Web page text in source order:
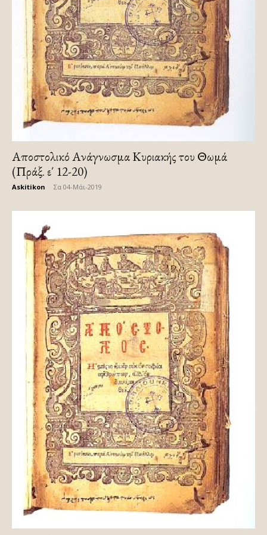
Αποστολικό Ανάγνωσμα Κυριακής του Θωμά
(Πράξ. ε΄ 12-20)
Askitikon Σα 04-Μάι-2019